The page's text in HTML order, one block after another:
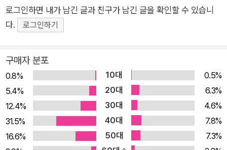
천하는 영상을 쉽게 찾아볼 수 있다. 이러한 인기에 힘입어 이 작
품은 전 세계 30개국에 수출되었고, 2024년에는 영국에서 책의
아카데미상으로 꼽히는 ‘영국 도서상’ 소설 데뷔작 부문 최종후보
하나의 재미난 사실은, 이 책이 일본에서 출간된 시점이 지금으로
부터 무려 13년 전이라는 점이다. 2010년에 처음 선보인 이 소설
은 출간 당시에는 상당한 인기를 끌며 영화로도 만들어져 개봉되
었으나, 몇 년이 지난 후로는 사실상 묻혀 있던 책이었다. 『모리사
키 서점의 나날들』이라는 제목으로 출간된 한국어판도 진작 절판
되었을 뿐만 아니라, 일본 현지에서도 해당 책의 일본어판은 현재
로그인하면 내가 남긴 글과 친구가 남긴 글을 확인할 수 있습니
다.
로그인하기
구매자 분포
0.8% 10대
0.5%
5.4%
20대
6.3%
12.4%
30대
4.6%
31.5%
40대
7.8%
16.6%
50대
7.3%